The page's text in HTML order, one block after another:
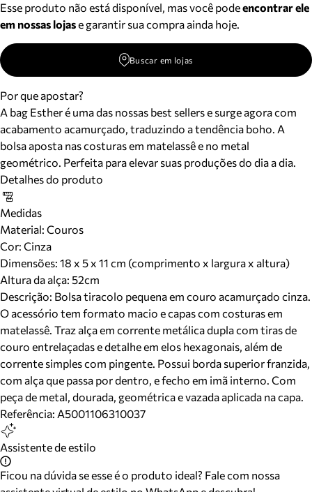
Esse produto não está disponível, mas você podeencontrar ele
em nossas lojase garantir sua compra ainda hoje.
Buscar em lojas
Por que apostar?
A bag Esther é uma das nossas best sellers e surge agora com
acabamento acamurçado, traduzindo a tendência boho. A
bolsa aposta nas costuras em matelassê e no metal
geométrico. Perfeita para elevar suas produções do dia a dia.
Detalhes do produto
Medidas
Material: Couros
Cor: Cinza
Dimensões: 18 x 5 x 11 cm (comprimento x largura x altura)
Altura da alça: 52cm
Descrição: Bolsa tiracolo pequena em couro acamurçado cinza.
O acessório tem formato macio e capas com costuras em
matelassê. Traz alça em corrente metálica dupla com tiras de
couro entrelaçadas e detalhe em elos hexagonais, além de
corrente simples com pingente. Possui borda superior franzida,
com alça que passa por dentro, e fecho em imã interno. Com
peça de metal, dourada, geométrica e vazada aplicada na capa.
Referência: A5001106310037
Assistente de estilo
Ficou na dúvida se esse é o produto ideal? Fale com nossa